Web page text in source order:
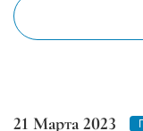
21 Марта 2023